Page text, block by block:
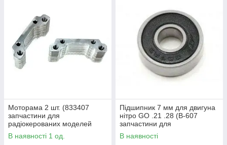
Моторама 2 шт. (833407
запчастини для
радіокерованих моделей
Himoto)
В наявності 1 од.
Підшипник 7 мм для двигуна
нітро GO .21 .28 (B-607
запчастини для
радіокерованих моделей
Himoto)
В наявності